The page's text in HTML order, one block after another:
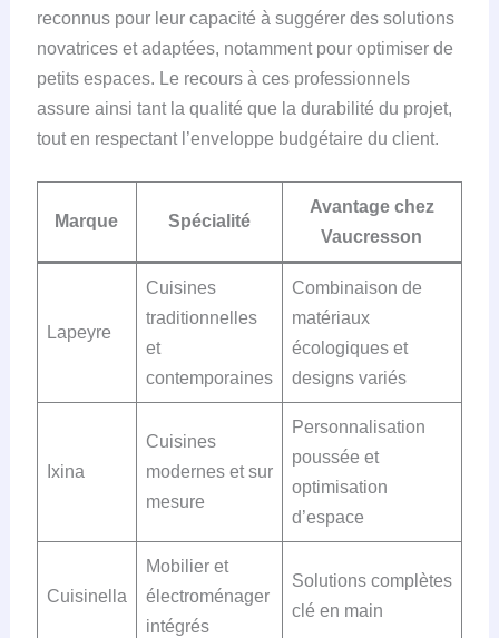
reconnus pour leur capacité à suggérer des solutions
novatrices et adaptées, notamment pour optimiser de
petits espaces. Le recours à ces professionnels
assure ainsi tant la qualité que la durabilité du projet,
tout en respectant l’enveloppe budgétaire du client.
Marque Spécialité
Avantage chez
Vaucresson
Lapeyre
Cuisines
traditionnelles
et
contemporaines
Combinaison de
matériaux
écologiques et
designs variés
Ixina
Cuisines
modernes et sur
mesure
Personnalisation
poussée et
optimisation
d’espace
Cuisinella
Mobilier et
électroménager
intégrés
Solutions complètes
clé en main